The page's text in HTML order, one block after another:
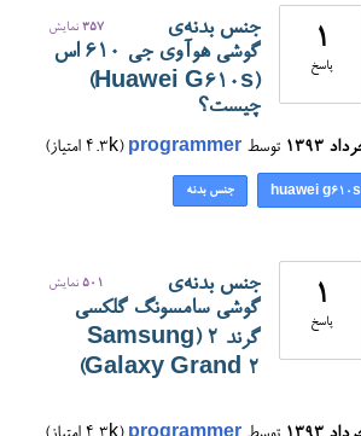
1
پاسخ
357 نمایش
جنس بدنه‌ی
گوشی هوآوی جی ۶۱۰ اس
(Huawei G610s)
چیست؟
توسط programmer
(
4.3k امتیاز)
huawei g610s جنس بدنه
1
پاسخ
501 نمایش
جنس بدنه‌ی
گوشی سامسونگ گلکسی
گرند 2 (Samsung
Galaxy Grand 2)